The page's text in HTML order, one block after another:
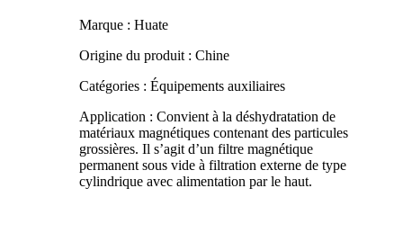
Marque : Huate
Origine du produit : Chine
Catégories : Équipements auxiliaires
Application : Convient à la déshydratation de
matériaux magnétiques contenant des particules
grossières. Il s’agit d’un filtre magnétique
permanent sous vide à filtration externe de type
cylindrique avec alimentation par le haut.